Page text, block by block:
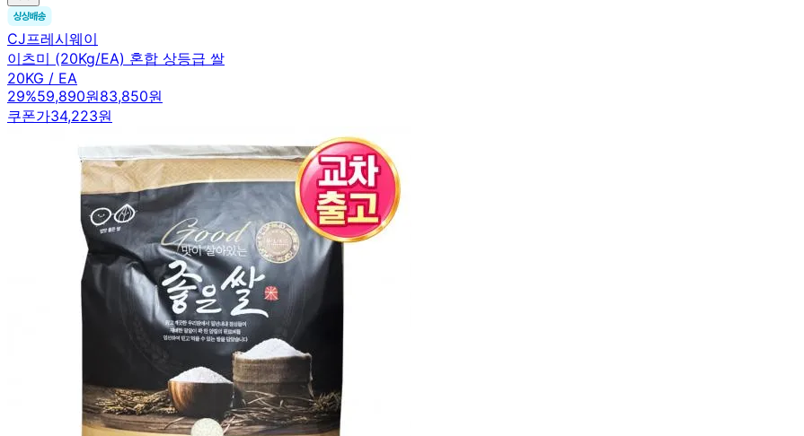
CJ프레시웨이
이츠미 (20Kg/EA) 혼합 상등급 쌀
20KG / EA
29%59,890원83,850원
쿠폰가34,223원